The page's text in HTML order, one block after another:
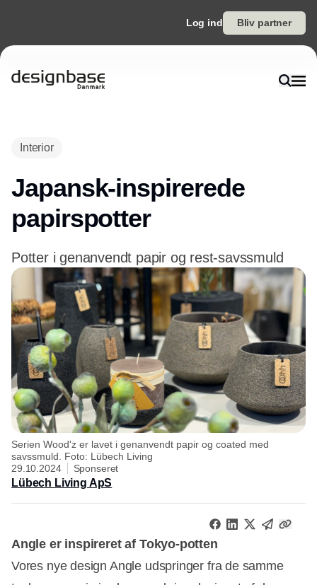
Log ind Bliv partner
Interior
Japansk-inspirerede
papirspotter
Potter i genanvendt papir og rest-savssmuld
Serien Wood'z er lavet i genanvendt papir og coated med
savssmuld. Foto: Lübech Living
29.10.2024
Sponseret
Lübech Living ApS
Angle er inspireret af Tokyo-potten
Vores nye design Angle udspringer fra de samme